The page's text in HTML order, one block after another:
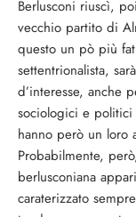
Berlusconi riuscì,
vecchio partito di
questo un pò più
settentrionalista,
d’interesse, anche
sociologici e
hanno però un loro
Probabilmente,
berlusconiana
caraterizzato